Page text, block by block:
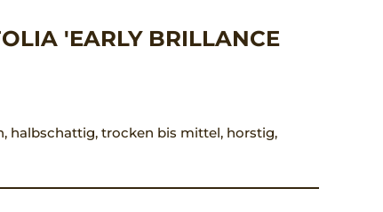
'EARLY BRILLANCE
halbschattig, trocken bis mittel, horstig,